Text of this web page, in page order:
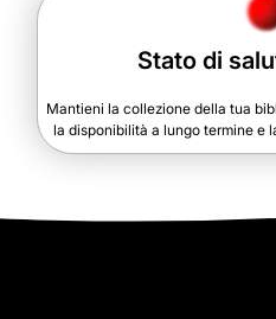
Stato di
Mantieni la collezione della tua
la disponibilità a lungo termine e